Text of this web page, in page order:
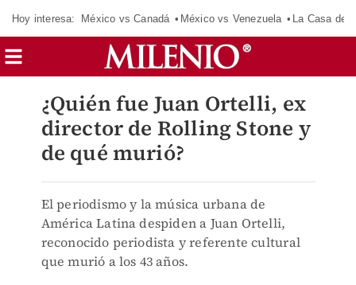
Hoy interesa: México vs Canadá México vs Venezuela La Casa de
¿Quién fue Juan Ortelli, ex
director de Rolling Stone y
de qué murió?
El periodismo y la música urbana de
América Latina despiden a Juan Ortelli,
reconocido periodista y referente cultural
que murió a los 43 años.